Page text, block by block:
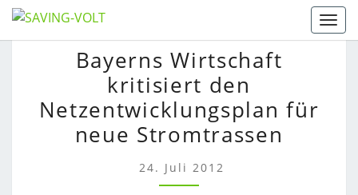
Skip
to
BAYERNS
WIRTSCHAFT
KRITISIERT
DEN
FÜR
STROMTRASSEN
Bayerns Wirtschaft
kritisiert den
Netzentwicklungsplan für
neue Stromtrassen
24. Juli 2012